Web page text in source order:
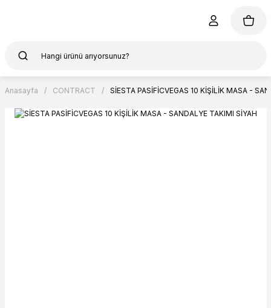
Anasayfa CONTRACT SİESTA PASİFİCVEGAS 10 KİŞİLİK MASA -